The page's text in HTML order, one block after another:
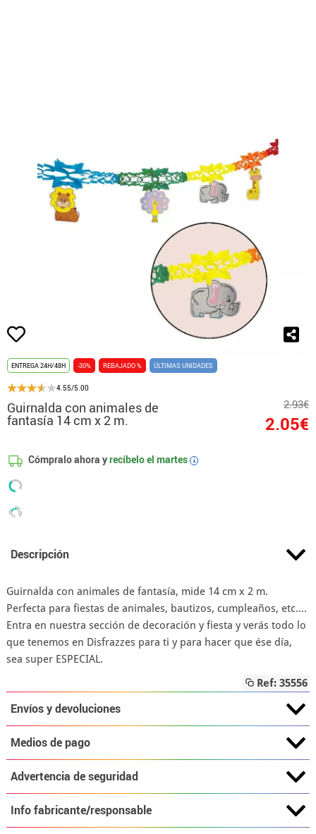
ENTREGA 24H/48H -30% REBAJADO % ÚLTIMAS UNIDADES
4.55/5.00
Guirnalda con animales de
fantasía 14 cm x 2 m.
2.93€
2.05€
Cómpralo ahora yrecíbelo el martes i
Descripción
Guirnalda con animales de fantasía, mide 14 cm x 2 m.
Perfecta para fiestas de animales, bautizos, cumpleaños, etc....
Entra en nuestra sección de decoración y fiesta y verás todo lo
que tenemos en Disfrazzes para ti y para hacer que ése día,
sea super ESPECIAL.
Ref: 35556
Envíos y devoluciones
Medios de pago
Advertencia de seguridad
Info fabricante/responsable